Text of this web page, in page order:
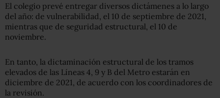
El colegio prevé entregar diversos dictámenes a lo largo
del año: de vulnerabilidad, el 10 de septiembre de 2021,
mientras que de seguridad estructural, el 10 de
noviembre.
En tanto, la dictaminación estructural de los tramos
elevados de las Líneas 4, 9 y B del Metro estarán en
diciembre de 2021, de acuerdo con los coordinadores de
la revisión.